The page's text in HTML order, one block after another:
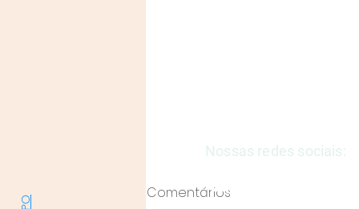
Comentários
Nossas redes sociais: